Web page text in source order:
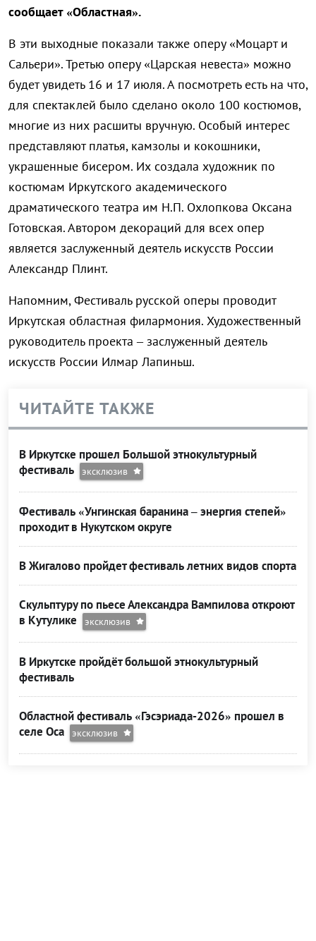
сообщает «Областная».
В эти выходные показали также оперу «Моцарт и
Сальери». Третью оперу «Царская невеста» можно
будет увидеть 16 и 17 июля. А посмотреть есть на что,
для спектаклей было сделано около 100 костюмов,
многие из них расшиты вручную. Особый интерес
представляют платья, камзолы и кокошники,
украшенные бисером. Их создала художник по
костюмам Иркутского академического
драматического театра им Н.П. Охлопкова Оксана
Готовская. Автором декораций для всех опер
является заслуженный деятель искусств России
Александр Плинт.
Напомним, Фестиваль русской оперы проводит
Иркутская областная филармония. Художественный
руководитель проекта – заслуженный деятель
искусств России Илмар Лапиньш.
ЧИТАЙТЕ ТАКЖЕ
В Иркутске прошел Большой этнокультурный
фестиваль
эксклюзив
Фестиваль «Унгинская баранина – энергия степей»
проходит в Нукутском округе
В Жигалово пройдет фестиваль летних видов спорта
Скульптуру по пьесе Александра Вампилова откроют
в Кутулике
эксклюзив
В Иркутске пройдёт большой этнокультурный
фестиваль
Областной фестиваль «Гэсэриада-2026» прошел в
селе Оса
эксклюзив